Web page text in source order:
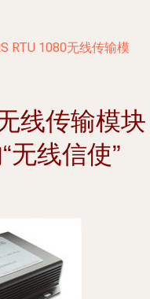
RTU 1080无线传输模
线传输模块
无线信使”